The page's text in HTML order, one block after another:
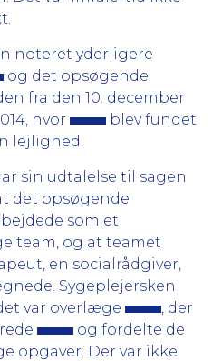
noteret yderligere
og det opsøgende
fra den 10. december
hvor
blev fundet
lejlighed.
sin udtalelse til sagen
det opsøgende
som et
team, og at teamet
en socialrådgiver,
Sygeplejersken
var overlæge
, der
og fordelte de
opgaver. Der var ikke